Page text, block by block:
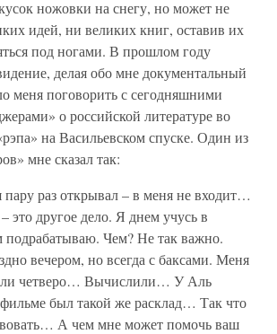
ножовки на снегу, но может не
идей, ни великих книг, оставив их
под ногами. В прошлом году
делая обо мне документальный
меня поговорить с сегодняшними
о российской литературе во
на Васильевском спуске. Один из
мне сказал так:
пару раз открывал – в меня не входит…
это другое дело. Я днем учусь в
подрабатываю. Чем? Не так важно.
вечером, но всегда с баксами. Меня
четверо… Вычислили… У Аль
был такой же расклад… Так что
А чем мне может помочь ваш